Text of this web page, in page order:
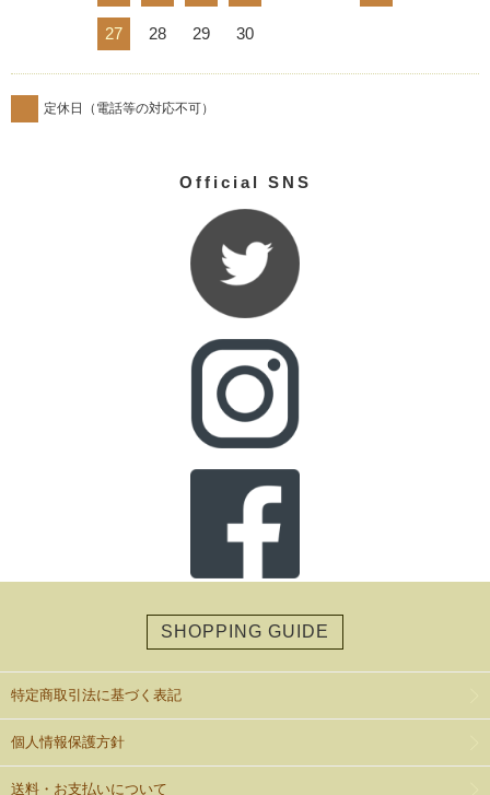
27 28 29 30
定休日（電話等の対応不可）
Official SNS
SHOPPING GUIDE
特定商取引法に基づく表記
個人情報保護方針
送料・お支払いについて